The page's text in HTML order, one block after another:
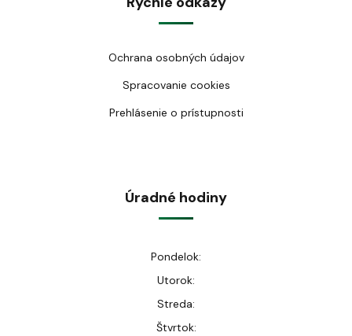
Ochrana osobných údajov
Spracovanie cookies
Prehlásenie o prístupnosti
Úradné hodiny
Pondelok:
Utorok:
Streda:
Štvrtok: